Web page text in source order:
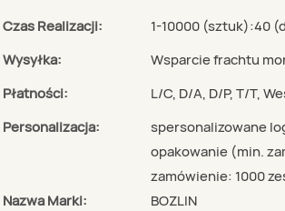
Czas Realizacji:
1-10000 (sztuk):40
Wysyłka:
Wsparcie frachtu
Płatności:
L/C, D/A, D/P, T/T,
Personalizacja:
spersonalizowane
opakowanie (min.
zamówienie: 1000
Nazwa Marki:
BOZLIN